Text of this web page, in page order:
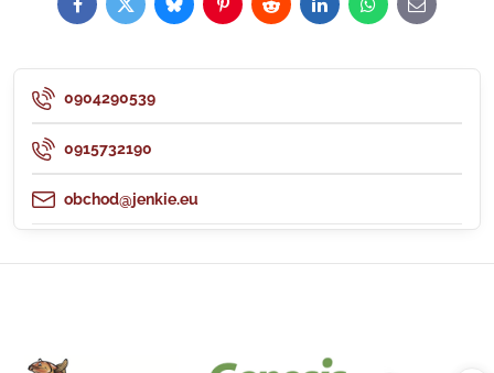
FacebookTwitterBlueskyPinterestRedditLinkedInWhatsApp
E-
mail
0904290539
0915732190
obchod@jenkie.eu